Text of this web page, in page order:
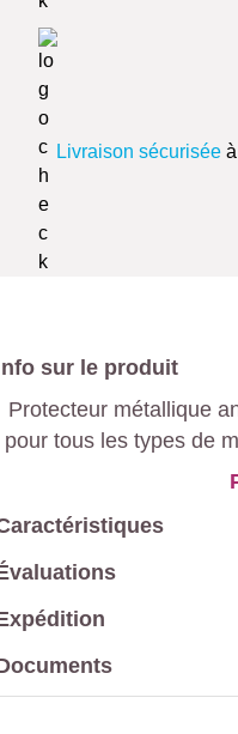
Livraison sécurisée
sur le produit
Protecteur métallique
pour tous les types de
zinc pure à 95 %